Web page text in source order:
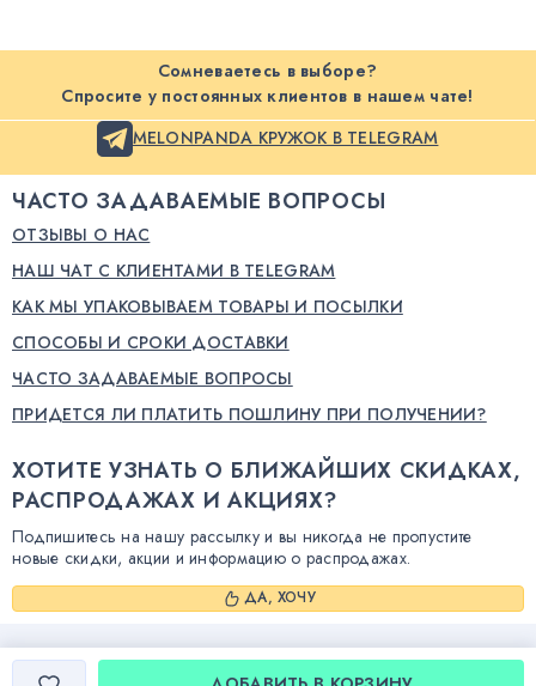
Сомневаетесь в выборе?
Спросите у постоянных клиентов в нашем чате!
MELONPANDA КРУЖОК В TELEGRAM
ЧАСТО ЗАДАВАЕМЫЕ ВОПРОСЫ
ОТЗЫВЫ О НАС
НАШ ЧАТ С КЛИЕНТАМИ В TELEGRAM
КАК МЫ УПАКОВЫВАЕМ ТОВАРЫ И ПОСЫЛКИ
СПОСОБЫ И СРОКИ ДОСТАВКИ
ЧАСТО ЗАДАВАЕМЫЕ ВОПРОСЫ
ПРИДЕТСЯ ЛИ ПЛАТИТЬ ПОШЛИНУ ПРИ ПОЛУЧЕНИИ?
ХОТИТЕ УЗНАТЬ О БЛИЖАЙШИХ СКИДКАХ,
РАСПРОДАЖАХ И АКЦИЯХ?
Подпишитесь на нашу рассылку и вы никогда не пропустите
новые скидки, акции и информацию о распродажах.
ДА, ХОЧУ